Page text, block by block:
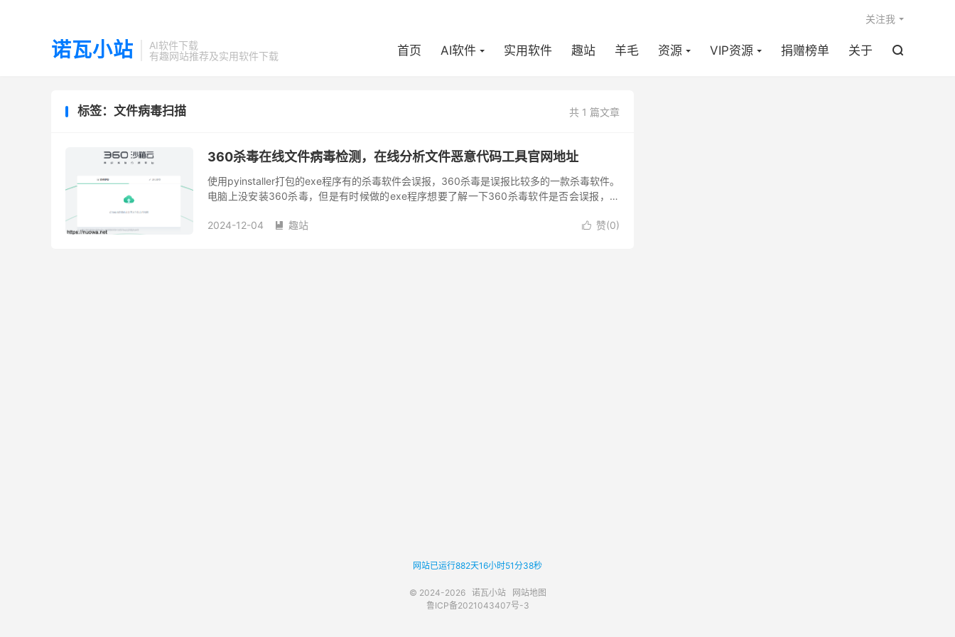
诺瓦小站
AI软件下载
有趣网站推荐及实用软件下载
首页 AI软件 实用软件 趣站 羊毛 资源 VIP资源 捐赠榜单 关于 
关注我
共 1 篇文章
标签：文件病毒扫描
360杀毒在线文件病毒检测，在线分析文件恶意代码工具官网地址
使用pyinstaller打包的exe程序有的杀毒软件会误报，360杀毒是误报比较多的一款杀毒软件。
电脑上没安装360杀毒，但是有时候做的exe程序想要了解一下360杀毒软件是否会误报，这
 赞(0)
2024-12-04  趣站
网站已运行882天16小时51分38秒
© 2024-2026 诺瓦小站
网站地图
鲁ICP备2021043407号-3